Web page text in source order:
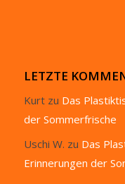
LETZTE
Kurtzu Das
der Sommerfrische
Uschi W. zu Das
Erinnerungen der